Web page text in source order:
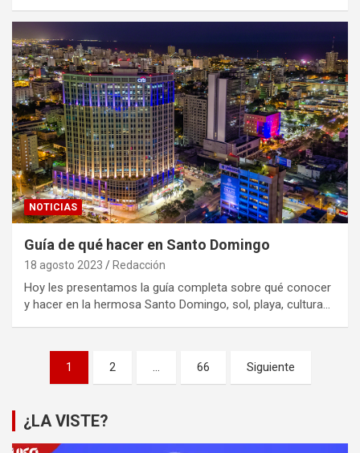
NOTICIAS
Guía de qué hacer en Santo Domingo
18 agosto 2023 Redacción
Hoy les presentamos la guía completa sobre qué conocer
y hacer en la hermosa Santo Domingo, sol, playa, cultura…
Paginación
entradas
1 2 … 66 Siguiente
¿LA VISTE?